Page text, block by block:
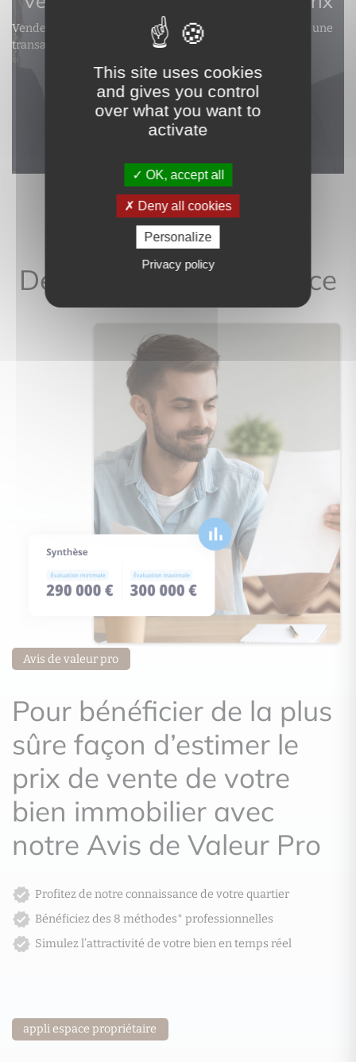
Vendez vite, vendez bien : notre agence, votre atout pour une
transaction réussie.
Je souhaite une estimation
Des professionnels à votre service
Des outils à votre service
Avis de valeur pro
Pour bénéficier de la plus
sûre façon d’estimer le
prix de vente de votre
bien immobilier avec
notre Avis de Valeur Pro
Profitez de notre connaissance de votre quartier
Bénéficiez des 8 méthodes* professionnelles
Simulez l’attractivité de votre bien en temps réel
appli espace propriétaire
This site uses cookies
and gives you control
over what you want to
activate
OK, accept all
Deny all cookies
Personalize
Privacy policy